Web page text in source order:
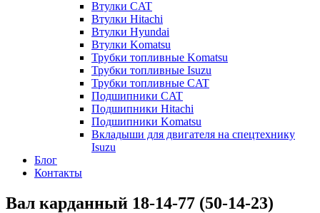
Втулки CAT
Втулки Hitachi
Втулки Hyundai
Втулки Komatsu
Трубки топливные Komatsu
Трубки топливные Isuzu
Трубки топливные CAT
Подшипники CAT
Подшипники Hitachi
Подшипники Komatsu
Вкладыши для двигателя на спецтехнику
Isuzu
Блог
Контакты
Вал карданный 18-14-77 (50-14-23)